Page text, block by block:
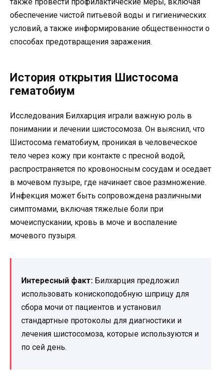
обеспечение чистой питьевой воды и гигиенических
условий, а также информирование общественности о
способах предотвращения заражения.
История открытия Шистосома
гематобиум
Исследования Билхарция играли важную роль в
понимании и лечении шистосомоза. Он выяснил, что
Шистосома гематобиум, проникая в человеческое
тело через кожу при контакте с пресной водой,
распространяется по кровоносным сосудам и оседает
в мочевом пузыре, где начинает свое размножение.
Инфекция может быть сопровождена различными
симптомами, включая тяжелые боли при
мочеиспускании, кровь в моче и воспаление
мочевого пузыря.
Интересный факт: Билхарция предложил
использовать конископодобную шприцу для
сбора мочи от пациентов и установил
стандартные протоколы для диагностики и
лечения шистосомоза, которые используются и
по сей день.